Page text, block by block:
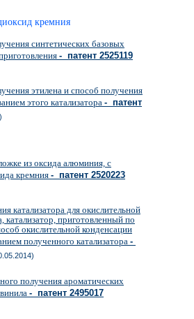
кремния
синтетических базовых
- патент 2525119
этилена и способ получения
этого катализатора- патент
из оксида алюминия, с
кремния- патент 2520223
катализатора для окислительной
катализатор, приготовленный по
окислительной конденсации
полученного катализатора -
получения ароматических
- патент 2495017